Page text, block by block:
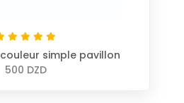
simple pavillon
500 DZD